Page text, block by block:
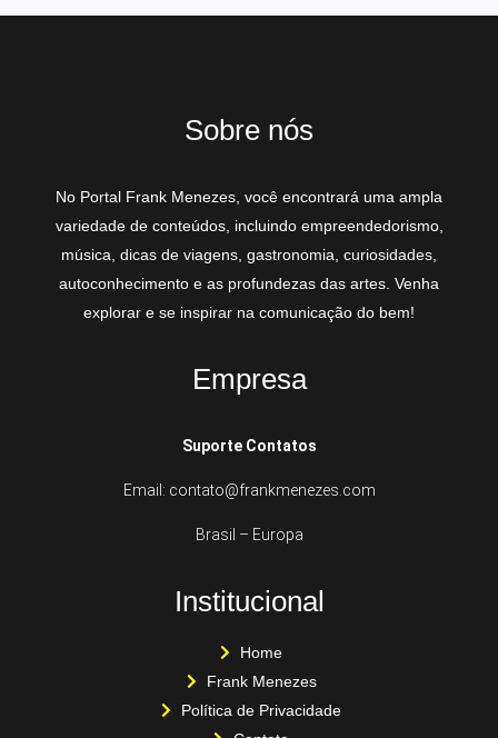
Sobre nós
No Portal Frank Menezes, você encontrará uma ampla
variedade de conteúdos, incluindo empreendedorismo,
música, dicas de viagens, gastronomia, curiosidades,
autoconhecimento e as profundezas das artes. Venha
explorar e se inspirar na comunicação do bem!
Empresa
Suporte Contatos
Email: contato@frankmenezes.com
Brasil – Europa
Institucional
Home
Frank Menezes
Política de Privacidade